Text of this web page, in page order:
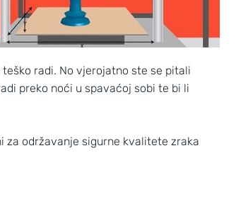
radi. No vjerojatno ste se pitali
preko noći u spavaćoj sobi te bi li
za održavanje sigurne kvalitete zraka